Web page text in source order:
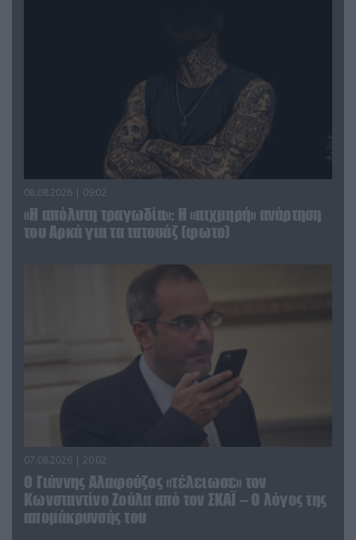
08.08.2026 | 09:02
«Η απόλυτη τραγωδία»: Η «αιχμηρή» ανάρτηση
του Αρκά για τα τατουάζ (φωτο)
07.08.2026 | 20:02
Ο Γιάννης Αλαφούζος «τέλειωσε» τον
Κωνσταντίνο Ζούλα από τον ΣΚΑΪ – Ο λόγος της
απομάκρυνσής του